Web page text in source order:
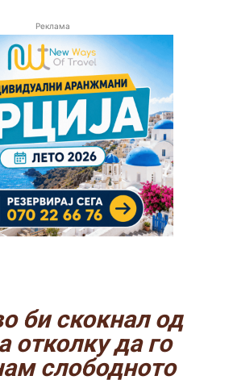
Реклама
би скокнал од
отколку да го
слободното